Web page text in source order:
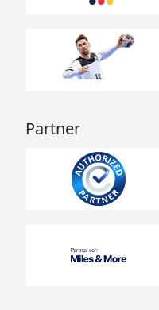
Partner